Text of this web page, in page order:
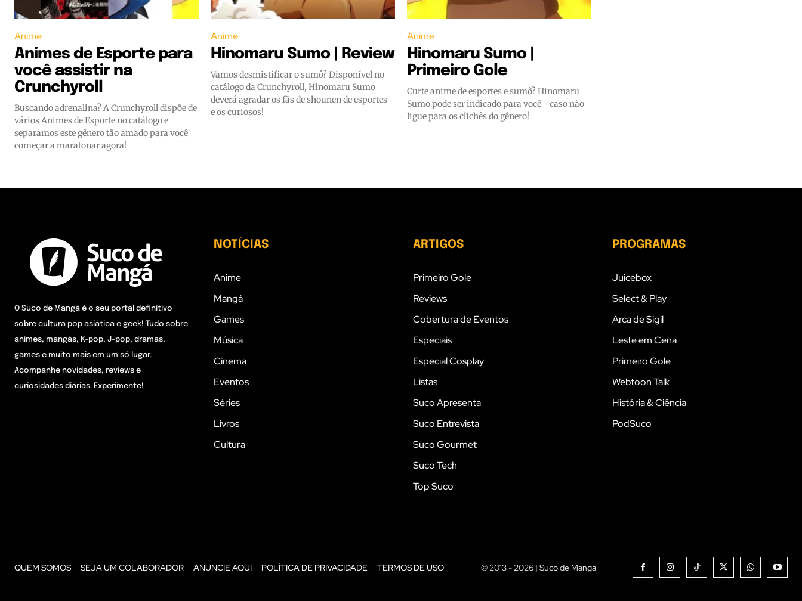
Anime
Animes de Esporte para
você assistir na
Crunchyroll
Buscando adrenalina? A Crunchyroll dispõe de
vários Animes de Esporte no catálogo e
separamos este gênero tão amado para você
começar a maratonar agora!
Anime
Hinomaru Sumo | Review
Vamos desmistificar o sumô? Disponível no
catálogo da Crunchyroll, Hinomaru Sumo
deverá agradar os fãs de shounen de esportes -
e os curiosos!
Anime
Hinomaru Sumo |
Primeiro Gole
Curte anime de esportes e sumô? Hinomaru
Sumo pode ser indicado para você - caso não
ligue para os clichês do gênero!
O Suco de Mangá é o seu portal definitivo
sobre cultura pop asiática e geek! Tudo sobre
animes, mangás, K-pop, J-pop, dramas,
games e muito mais em um só lugar.
Acompanhe novidades, reviews e
curiosidades diárias. Experimente!
NOTÍCIAS
Anime
Mangá
Games
Música
Cinema
Eventos
Séries
Livros
Cultura
ARTIGOS
Primeiro Gole
Reviews
Cobertura de Eventos
Especiais
Especial Cosplay
Listas
Suco Apresenta
Suco Entrevista
Suco Gourmet
Suco Tech
Top Suco
PROGRAMAS
Juicebox
Select & Play
Arca de Sigil
Leste em Cena
Primeiro Gole
Webtoon Talk
História & Ciência
PodSuco
QUEM SOMOS SEJA UM COLABORADOR ANUNCIE AQUI POLÍTICA DE PRIVACIDADE TERMOS DE USO © 2013 - 2026 | Suco de Mangá